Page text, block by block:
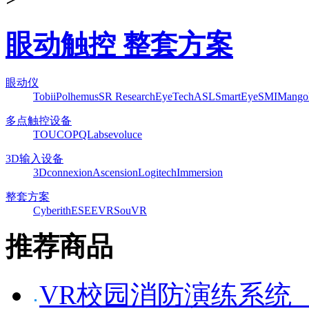
眼动触控 整套方案
眼动仪
TobiiPolhemusSR ResearchEyeTechASLSmartEyeSMI
多点触控设备
TOUCOPQLabsevoluce
3D输入设备
3DconnexionAscensionLogitechImmersion
整套方案
CyberithESEEVRSouVR
推荐商品
VR校园消防演练系统